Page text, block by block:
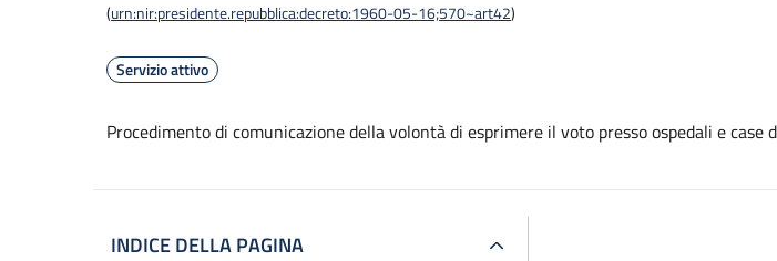
(urn:nir:presidente.repubblica:decreto:1960-05-16;570~art42)
Servizio attivo
Procedimento di comunicazione della volontà di esprimere il voto presso ospedali e case
INDICE DELLA PAGINA